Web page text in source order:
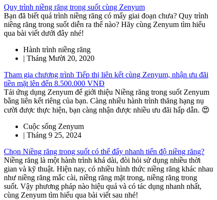
Quy trình niềng răng trong suốt cùng Zenyum
Bạn đã biết quá trình niềng răng có mấy giai đoạn chưa? Quy trình
niềng răng trong suốt diễn ra thế nào? Hãy cùng Zenyum tìm hiểu
qua bài viết dưới đây nhé!
Hành trình niềng răng
| Tháng Mười 20, 2020
Tham gia chương trình Tiếp thị liên kết cùng Zenyum, nhận ưu đãi
tiền mặt lên đến 8.500.000 VNĐ
Tải ứng dụng Zenyum để giới thiệu Niềng răng trong suốt Zenyum
bằng liên kết riêng của bạn. Càng nhiều hành trình thăng hạng nụ
cười được thực hiện, bạn càng nhận được nhiều ưu đãi hấp dẫn. 😍
Cuộc sống Zenyum
| Tháng 9 25, 2024
Chọn Niềng răng trong suốt có thể đẩy nhanh tiến độ niềng răng?
Niềng răng là một hành trình khá dài, đòi hỏi sử dụng nhiều thời
gian và kỹ thuật. Hiện nay, có nhiều hình thức niềng răng khác nhau
như niềng răng mắc cài, niềng răng mặt trong, niềng răng trong
suốt. Vậy phương pháp nào hiệu quả và có tác dụng nhanh nhất,
cùng Zenyum tìm hiểu qua bài viết sau nhé!